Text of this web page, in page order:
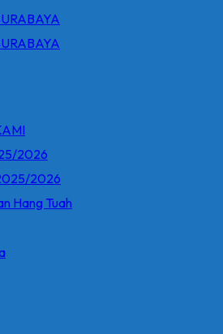
2026
2026
Hang Tuah